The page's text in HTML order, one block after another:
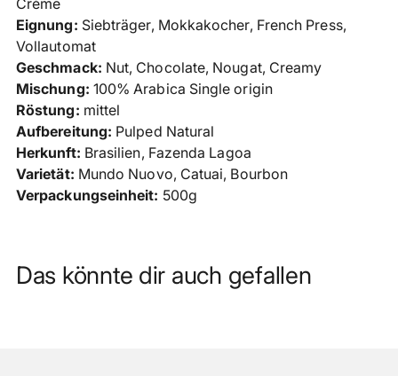
Warenkorb
legen
Crème
Eignung: Siebträger, Mokkakocher, French Press,
Vollautomat
Geschmack: Nut, Chocolate, Nougat, Creamy
Mischung: 100% Arabica Single origin
Röstung: mittel
Aufbereitung: Pulped Natural
Herkunft: Brasilien, Fazenda Lagoa
Varietät: Mundo Nuovo, Catuai, Bourbon
Verpackungseinheit: 500g
Das könnte dir auch gefallen